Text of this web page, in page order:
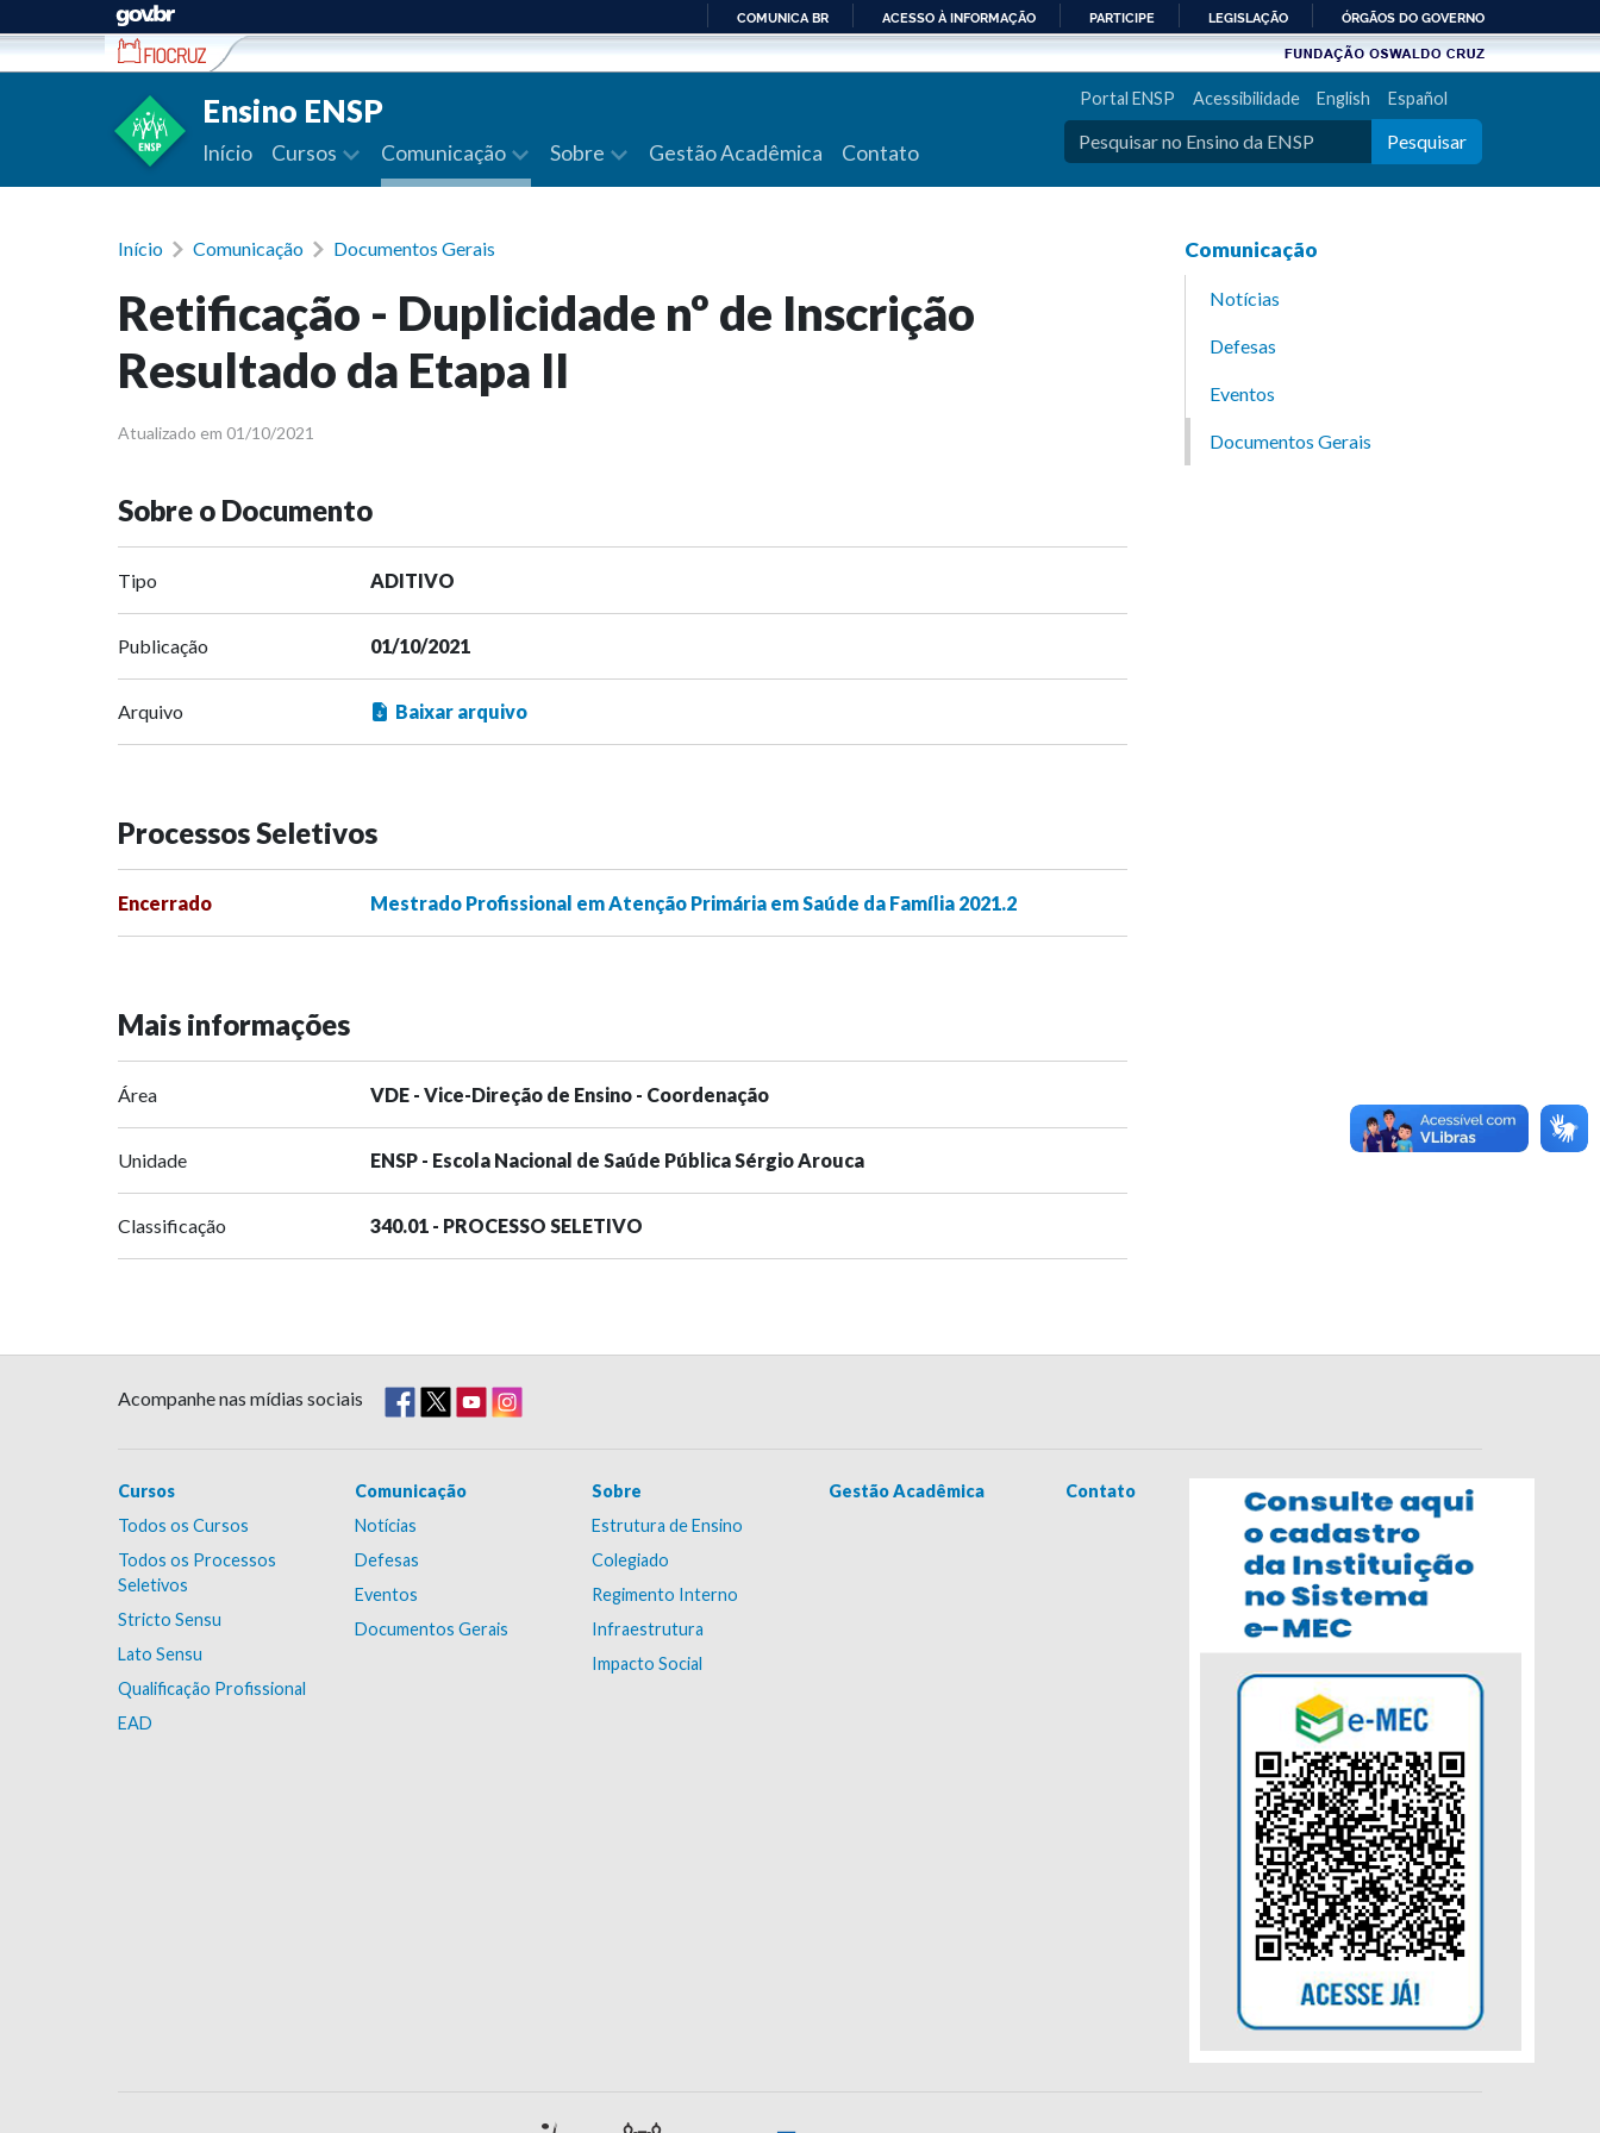
Ir para conteúdo
PARA
COMUNICA BR ACESSO À INFORMAÇÃO PARTICIPE LEGISLAÇÃO ÓRGÃOS DO GOVERNO
Ensino ENSP
Início Cursos Comunicação Sobre Gestão Acadêmica Contato
Portal ENSP Acessibilidade English Español
Pesquisar
Início Comunicação Documentos Gerais
Retificação - Duplicidade nº de Inscrição
Resultado da Etapa II
Atualizado em 01/10/2021
Sobre o Documento
Tipo ADITIVO
Publicação 01/10/2021
Arquivo Baixar arquivo
Processos Seletivos
Encerrado Mestrado Profissional em Atenção Primária em Saúde da Família 2021.2
Mais informações
Área VDE - Vice-Direção de Ensino - Coordenação
Unidade ENSP - Escola Nacional de Saúde Pública Sérgio Arouca
Classificação 340.01 - PROCESSO SELETIVO
Comunicação
Notícias
Defesas
Eventos
Documentos Gerais
Acompanhe nas mídias sociais
Cursos
Todos os Cursos
Todos os Processos
Seletivos
Stricto Sensu
Lato Sensu
Qualificação Profissional
EAD
Comunicação
Notícias
Defesas
Eventos
Documentos Gerais
Sobre
Estrutura de Ensino
Colegiado
Regimento Interno
Infraestrutura
Impacto Social
Gestão Acadêmica Contato